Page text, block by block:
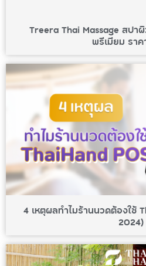
Treera Thai Massage สปา
พรีเมียม รา
4 เหตุผลทำไมร้านนวดต้องใช้
2024)